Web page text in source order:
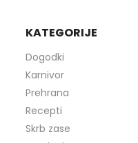
KATEGORIJE
Dogodki
Karnivor
Prehrana
Recepti
Skrb zase